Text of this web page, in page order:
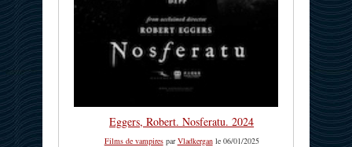
Eggers, Robert. Nosferatu. 2024
Films de vampiresparVladkerganle 06/01/2025